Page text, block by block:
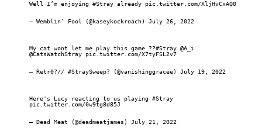
Well I’m enjoying #Stray already pic.twitter.com/XljHvCxAQ0
— Wemblin’ Fool (@kaseykockroach) July 26, 2022
My cat wont let me play this game ??#Stray @A_i
@CatsWatchStray
pic.twitter.com/X7tyFSL2v7
— Retr0?// #StraySweep? (@vanishinggracee) July 19, 2022
Here's Lucy reacting to us playing #Stray
pic.twitter.com/0w9tg8d85J
— Dead Meat (@deadmeatjames) July 21, 2022